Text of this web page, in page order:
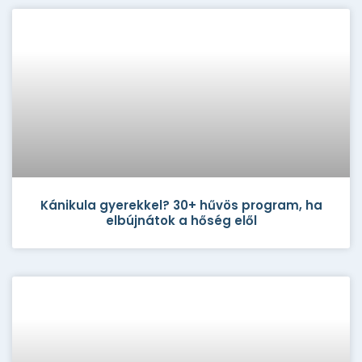
Kánikula gyerekkel? 30+ hűvös program, ha
elbújnátok a hőség elől